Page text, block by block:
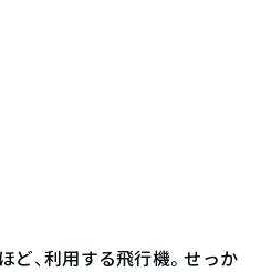
ど、利用する飛行機。せっか